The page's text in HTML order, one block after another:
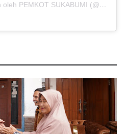
Sebuah kiriman dibagikan oleh PEMKOT SUKABUMI (@pemkotsukabumi_)